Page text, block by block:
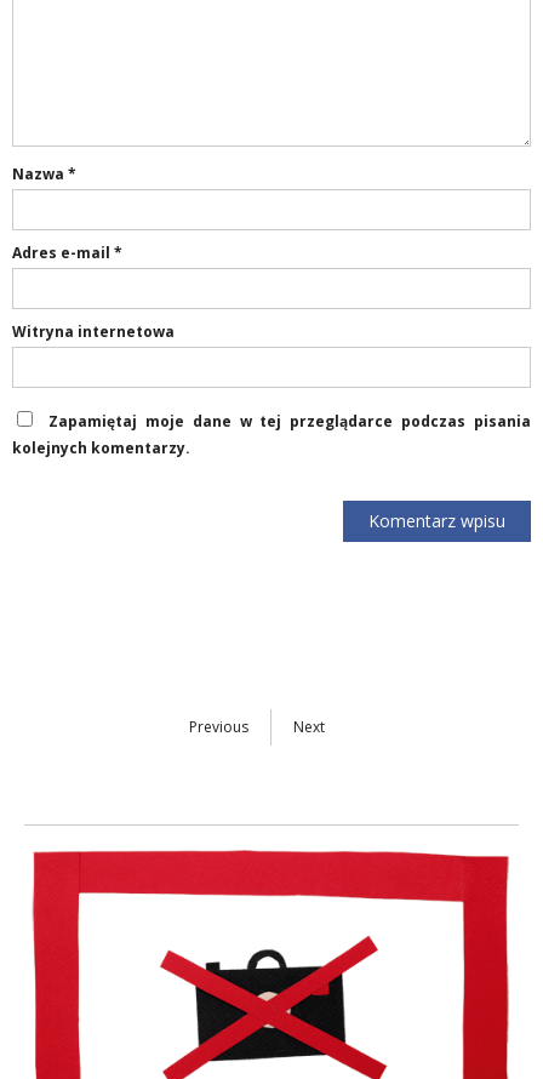
Nazwa *
Adres e-mail *
Witryna internetowa
Zapamiętaj moje dane w tej przeglądarce podczas pisania
kolejnych komentarzy.
Previous Next